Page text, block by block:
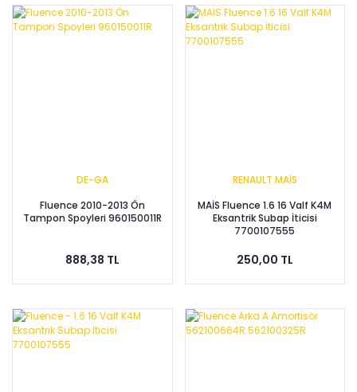
DE-GA
Fluence 2010-2013 Ön
Tampon Spoyleri 960150011R
888,38 TL
RENAULT MAİS
MAİS Fluence 1.6 16 Valf K4M
Eksantrik Subap İticisi
7700107555
250,00 TL